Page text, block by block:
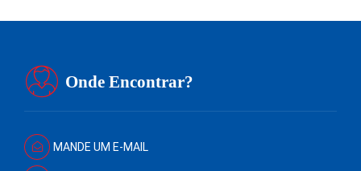
Onde Encontrar?
MANDE UM E-MAIL